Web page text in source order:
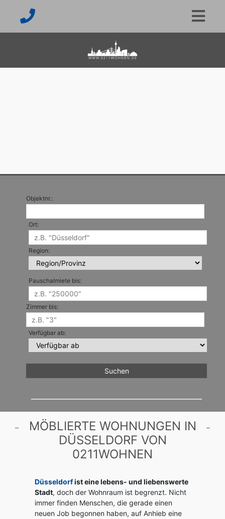
Objektnr.:
Ort:
Region:
Pauschalmiete bis:
Zimmer bis:
Verfügbar ab:
MÖBLIERTE WOHNUNGEN IN
DÜSSELDORF VON
0211WOHNEN
Düsseldorfist eine lebens- und liebenswerte
Stadt, doch der Wohnraum ist begrenzt. Nicht
immer finden Menschen, die gerade einen
neuen Job begonnen haben, auf Anhieb eine